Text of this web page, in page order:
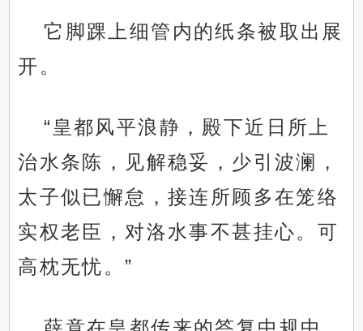
它脚踝上细管内的纸条被取出展
开。
“皇都风平浪静，殿下近日所上
治水条陈，见解稳妥，少引波澜，
太子似已懈怠，接连所顾多在笼络
实权老臣，对洛水事不甚挂心。可
高枕无忧。”